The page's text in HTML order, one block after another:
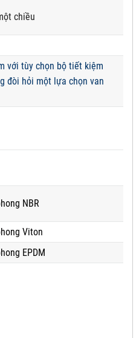
chiều
với tùy chọn bộ tiết kiệm
đòi hỏi một lựa chọn van
NBR
Viton
EPDM